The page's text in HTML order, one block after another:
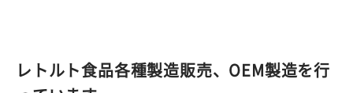
レトルト食品各種製造販売、OEM製造を行